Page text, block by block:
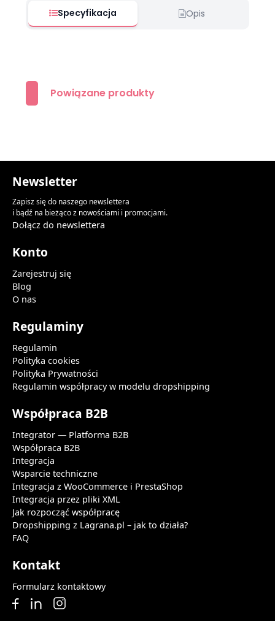
Specyfikacja Opis
Powiązane produkty
Newsletter
Zapisz się do naszego newslettera
i bądź na bieżąco z nowościami i promocjami.
Dołącz do newslettera
Konto
Zarejestruj się
Blog
O nas
Regulaminy
Regulamin
Polityka cookies
Polityka Prywatności
Regulamin współpracy w modelu dropshipping
Współpraca B2B
Integrator — Platforma B2B
Współpraca B2B
Integracja
Wsparcie techniczne
Integracja z WooCommerce i PrestaShop
Integracja przez pliki XML
Jak rozpocząć współpracę
Dropshipping z Lagrana.pl – jak to działa?
FAQ
Kontakt
Formularz kontaktowy